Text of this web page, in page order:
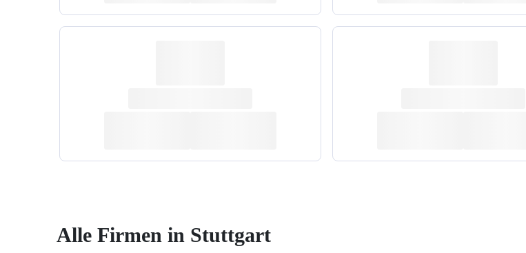
Alle Firmen in Stuttgart